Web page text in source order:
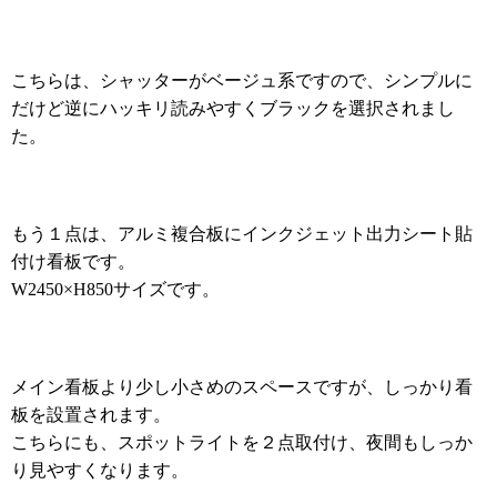
こちらは、シャッターがベージュ系ですので、シンプルに
だけど逆にハッキリ読みやすくブラックを選択されまし
た。
もう１点は、アルミ複合板にインクジェット出力シート貼
付け看板です。
W2450×H850サイズです。
メイン看板より少し小さめのスペースですが、しっかり看
板を設置されます。
こちらにも、スポットライトを２点取付け、夜間もしっか
り見やすくなります。